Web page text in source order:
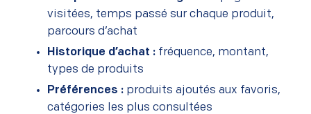
visitées, temps passé sur chaque produit,
parcours d’achat
Historique d’achat : fréquence, montant,
types de produits
Préférences : produits ajoutés aux favoris,
catégories les plus consultées